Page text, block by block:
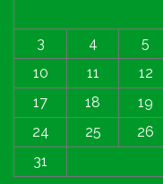
3
4 5
10
11 12
17
18 19
24
25 26
31